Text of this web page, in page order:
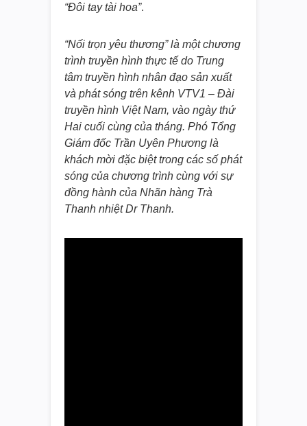
“Đôi tay tài hoa”.
“Nối trọn yêu thương” là một chương
trình truyền hình thực tế do Trung
tâm truyền hình nhân đạo sản xuất
và phát sóng trên kênh VTV1 – Đài
truyền hình Việt Nam, vào ngày thứ
Hai cuối cùng của tháng. Phó Tổng
Giám đốc Trần Uyên Phương là
khách mời đặc biệt trong các số phát
sóng của chương trình cùng với sự
đồng hành của Nhãn hàng Trà
Thanh nhiệt Dr Thanh.